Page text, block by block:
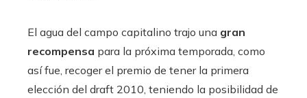
El agua del campo capitalino trajo una gran
recompensa para la próxima temporada, como
así fue, recoger el premio de tener la primera
elección del draft 2010, teniendo la posibilidad de